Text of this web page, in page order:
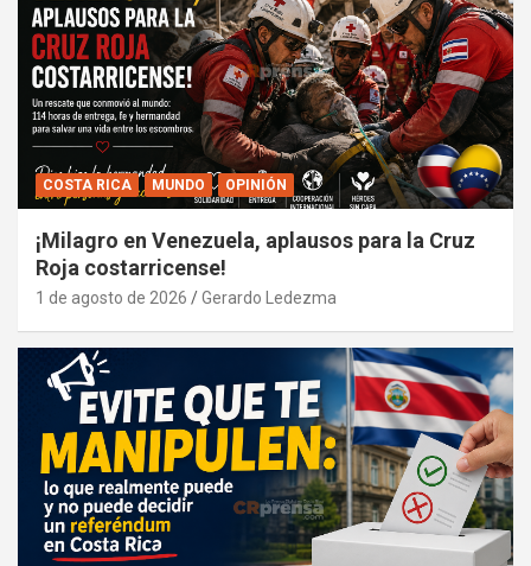
COSTA RICA MUNDO OPINIÓN
¡Milagro en Venezuela, aplausos para la Cruz
Roja costarricense!
1 de agosto de 2026 Gerardo Ledezma